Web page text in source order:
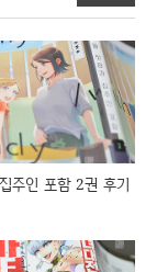
주인 포함 2권 후기